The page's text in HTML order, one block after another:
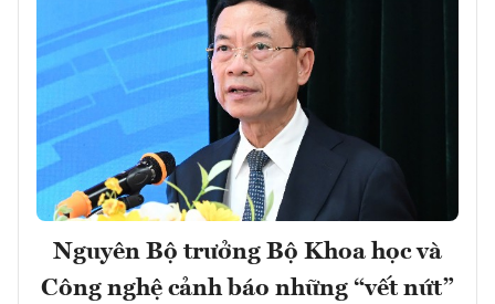
Nguyên Bộ trưởng Bộ Khoa học và
Công nghệ cảnh báo những “vết nứt”